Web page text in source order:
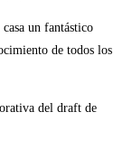
un fantástico
de todos los
del draft de